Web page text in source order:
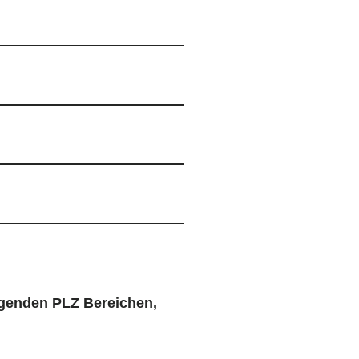
PLZ Bereichen,